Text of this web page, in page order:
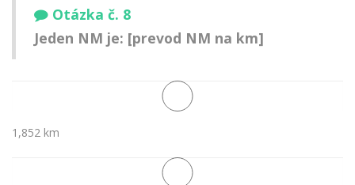
Otázka č. 8
Jeden NM je: [prevod NM na km]
1,852 km